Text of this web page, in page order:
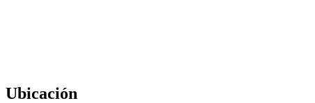
Ubicación